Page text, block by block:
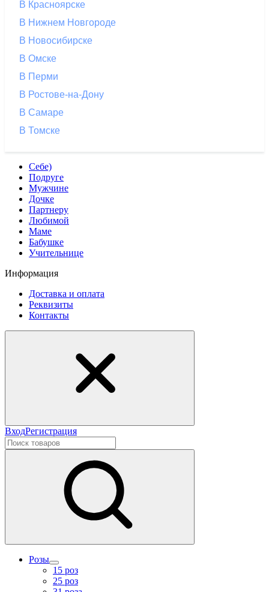
В Красноярске
В Нижнем Новгороде
В Новосибирске
В Омске
В Перми
В Ростове-на-Дону
В Самаре
В Томске
Себе)
Подруге
Мужчине
Дочке
Партнеру
Любимой
Маме
Бабушке
Учительнице
Информация
Доставка и оплата
Реквизиты
Контакты
ВходРегистрация
Розы
15 роз
25 роз